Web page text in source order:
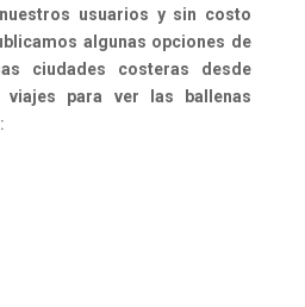
usuarios y sin costo
algunas opciones de
ciudades costeras desde
viajes para ver las ballenas
: